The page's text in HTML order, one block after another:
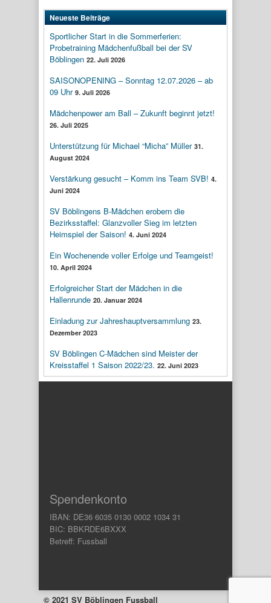
Neueste Beiträge
Sportlicher Start in die Sommerferien:
Probetraining Mädchenfußball bei der SV
Böblingen 22. Juli 2026
SAISONOPENING – Sonntag 12.07.2026 – ab
09 Uhr 9. Juli 2026
Mädchenpower am Ball – Zukunft beginnt jetzt!
26. Juli 2025
Unterstützung für Michael “Micha” Müller 31.
August 2024
Verstärkung gesucht – Komm ins Team SVB! 4.
Juni 2024
SV Böblingens B-Mädchen erobern die
Bezirksstaffel: Glanzvoller Sieg im letzten
Heimspiel der Saison! 4. Juni 2024
Ein Wochenende voller Erfolge und Teamgeist!
10. April 2024
Erfolgreicher Start der Mädchen in die
Hallenrunde 20. Januar 2024
Einladung zur Jahreshauptversammlung 23.
Dezember 2023
SV Böblingen C-Mädchen sind Meister der
Kreisstaffel 1 Saison 2022/23. 22. Juni 2023
Spendenkonto
IBAN: DE36 6035 0130 0002 1034 31
BIC: BBKRDE6BXXX
Betreff: Fussball
© 2021 SV Böblingen Fussball